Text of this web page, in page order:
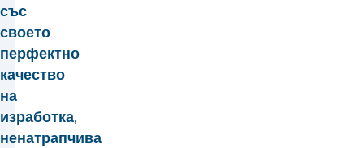
със
своето
перфектно
качество
на
изработка,
ненатрапчива